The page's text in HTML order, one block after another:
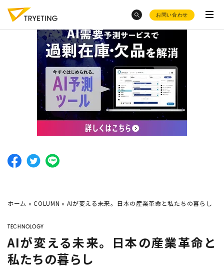
category
ノーコード予測AI・UMWELT(ウムベルト)
シフト作成AI・HRBEST(ハーベスト)
会社概要
ご活用事例
お役立ち資料集
採用情報
product
company
Twitter
お問い合わせ
トピックスから探す
お菓子 の需要予測
AIによる ノーコード
フードロス削減に効く需要予測っ
て？
化粧品大手・オルビス社のAI活用
違い
とんかつ屋さん
ホーム »COLUMN » AIが変える未来。日本の産業革命と私たちの暮らし
TECHNOLOGY
AIが変える未来。日本の産業革命と
私たちの暮らし